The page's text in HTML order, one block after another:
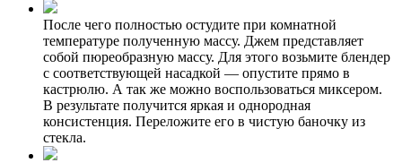
После чего полностью остудите при комнатной
температуре полученную массу. Джем представляет
собой пюреобразную массу. Для этого возьмите блендер
с соответствующей насадкой — опустите прямо в
кастрюлю. А так же можно воспользоваться миксером.
В результате получится яркая и однородная
консистенция. Переложите его в чистую баночку из
стекла.